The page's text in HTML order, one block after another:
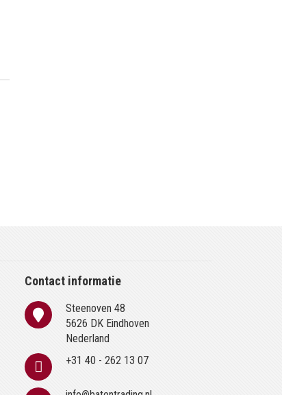
Contact informatie
Steenoven 48
5626 DK Eindhoven
Nederland
+31 40 - 262 13 07